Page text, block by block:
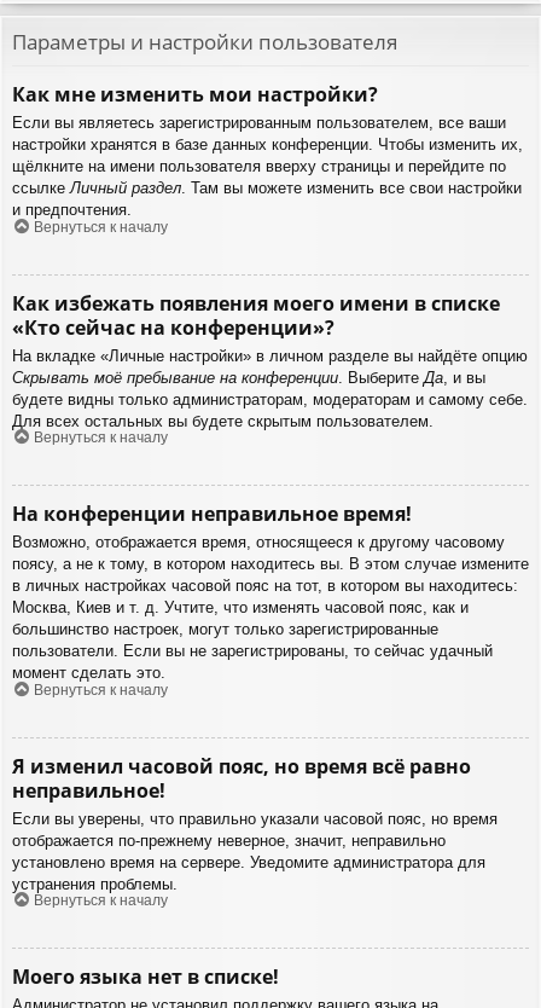
Параметры и настройки пользователя
Как мне изменить мои настройки?
Если вы являетесь зарегистрированным пользователем, все ваши
настройки хранятся в базе данных конференции. Чтобы изменить их,
щёлкните на имени пользователя вверху страницы и перейдите по
ссылкеЛичный раздел. Там вы можете изменить все свои настройки
и предпочтения.
Вернуться к началу
Как избежать появления моего имени в списке
«Кто сейчас на конференции»?
На вкладке «Личные настройки» в личном разделе вы найдёте опцию
Скрывать моё пребывание на конференции . Выберите Да , и вы
будете видны только администраторам, модераторам и самому себе.
Для всех остальных вы будете скрытым пользователем.
Вернуться к началу
На конференции неправильное время!
Возможно, отображается время, относящееся к другому часовому
поясу, а не к тому, в котором находитесь вы. В этом случае измените
в личных настройках часовой пояс на тот, в котором вы находитесь:
Москва, Киев и т. д. Учтите, что изменять часовой пояс, как и
большинство настроек, могут только зарегистрированные
пользователи. Если вы не зарегистрированы, то сейчас удачный
момент сделать это.
Вернуться к началу
Я изменил часовой пояс, но время всё равно
неправильное!
Если вы уверены, что правильно указали часовой пояс, но время
отображается по-прежнему неверное, значит, неправильно
установлено время на сервере. Уведомите администратора для
устранения проблемы.
Вернуться к началу
Моего языка нет в списке!